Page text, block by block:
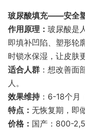
玻尿酸填充——安全
​作用原理​： 玻尿酸是
即填补凹陷、塑形轮
时锁水保湿，让皮肤
​适合人群​ ：想改善面
人。
​效果维持​：6-18个月
​特点​： 无恢复期，即
价格： 国产：800-